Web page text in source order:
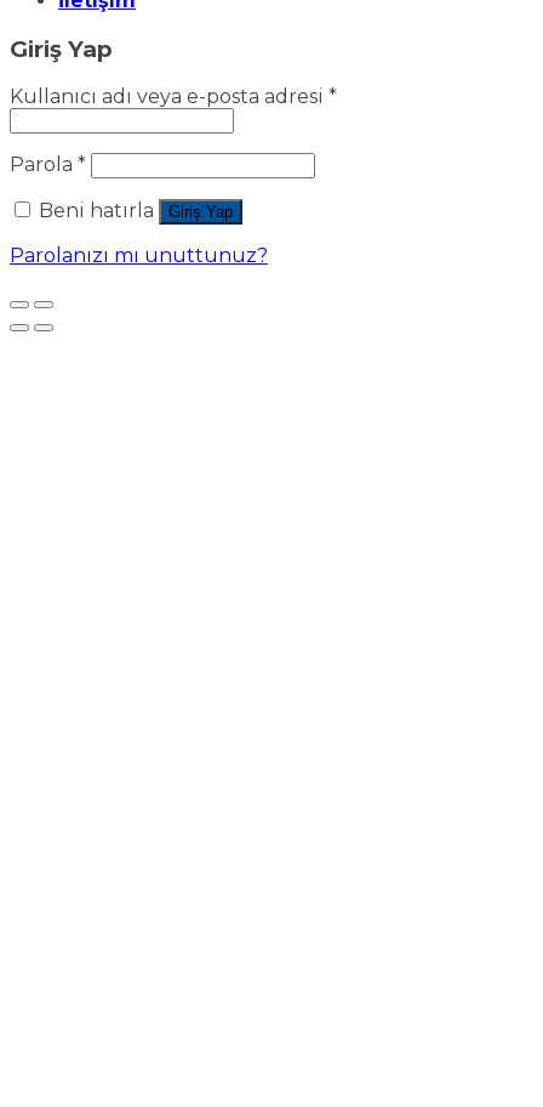
Giriş Yap
Kullanıcı adı veya e-posta adresi *
Parola *
Beni hatırla
Giriş Yap
Parolanızı mı unuttunuz?